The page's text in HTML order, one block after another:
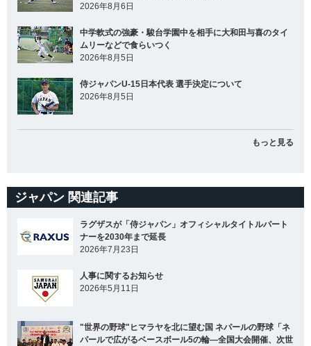
2026年8月6日
中学軟式の強豪・駿台学園中を相手に大和田与喜のタイ
ムリーなどで食らいつく
2026年8月5日
侍ジャパンU-15日本代表 選手決定について
2026年8月5日
もっと見る
ジャパン 関連記事
ラグザスが「侍ジャパン」オフィシャルタイトルパート
ナーを2030年まで延長
2026年7月23日
人事に関するお知らせ
2026年5月11日
"世界の野球"ヒマラヤを北に望む国 ネパールの野球「ネ
パールで広がるベースボール5の輪―全国大会開催、次世